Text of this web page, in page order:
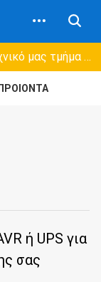
Από 3/8 έως 21/8 τo τεχνικό μας τμήμα θα εξυπηρετεί μόνο συμβόλαια συντήρησης και όχι νέες παραλαβές →
ΠΡΟΙΟΝΤΑ
ή UPS για
σας